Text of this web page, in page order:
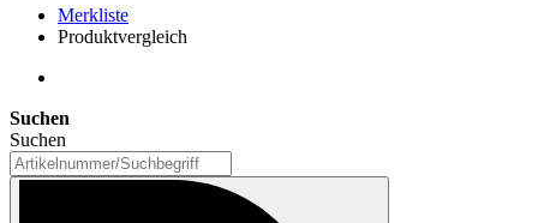
Merkliste
Produktvergleich
Suchen
Suchen